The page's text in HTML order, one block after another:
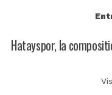
Hatayspor, la